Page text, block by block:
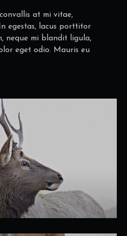
at mi vitae,
egestas, lacus porttitor
neque mi blandit ligula,
eget odio. Mauris eu